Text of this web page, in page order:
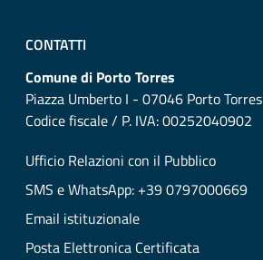
CONTATTI
Comune di Porto Torres
Piazza Umberto I - 07046 Porto Torres
Codice fiscale / P. IVA: 00252040902
Ufficio Relazioni con il Pubblico
SMS e WhatsApp: +39 0797000669
Email istituzionale
Posta Elettronica Certificata